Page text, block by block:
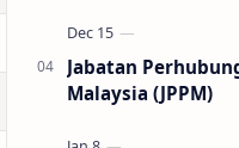
Jabatan
Malaysia (JPPM)